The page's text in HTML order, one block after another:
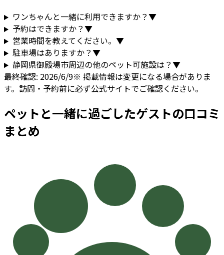
ワンちゃんと一緒に利用できますか？▼
予約はできますか？▼
営業時間を教えてください。 ▼
駐車場はありますか？▼
静岡県御殿場市周辺の他のペット可施設は？▼
最終確認: 2026/6/9※ 掲載情報は変更になる場合がありま
す。訪問・予約前に必ず公式サイトでご確認ください。
ペットと一緒に過ごしたゲストの口コミ
まとめ